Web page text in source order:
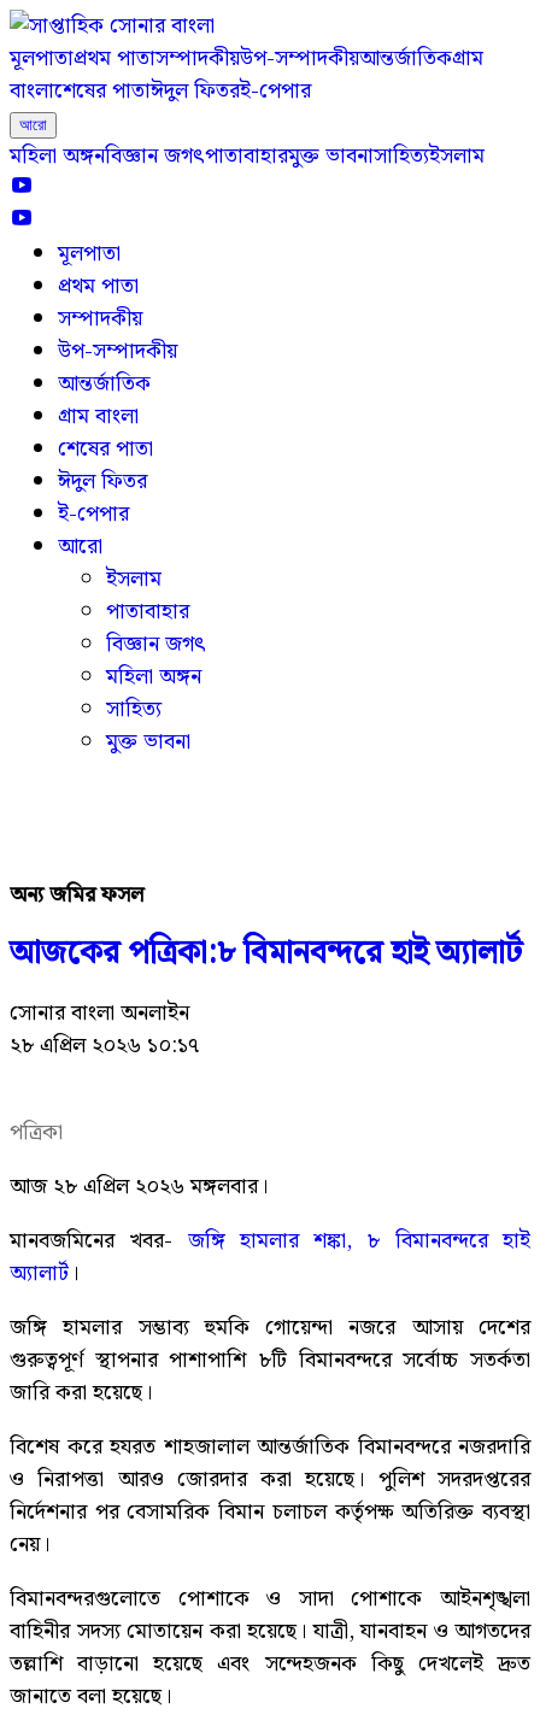
মূলপাতাপ্রথম পাতাসম্পাদকীয়উপ-সম্পাদকীয়আন্তর্জাতিকগ্রাম
বাংলাশেষের পাতাঈদুল ফিতরই-পেপার
আরো
মহিলা অঙ্গনবিজ্ঞান জগৎপাতাবাহারমুক্ত ভাবনাসাহিত্যইসলাম
মূলপাতা
প্রথম পাতা
সম্পাদকীয়
উপ-সম্পাদকীয়
আন্তর্জাতিক
গ্রাম বাংলা
শেষের পাতা
ঈদুল ফিতর
ই-পেপার
আরো
ইসলাম
পাতাবাহার
বিজ্ঞান জগৎ
মহিলা অঙ্গন
সাহিত্য
মুক্ত ভাবনা
অন্য জমির ফসল
আজকের পত্রিকা:৮ বিমানবন্দরে হাই অ্যালার্ট
সোনার বাংলা অনলাইন
২৮ এপ্রিল ২০২৬ ১০:১৭
পত্রিকা
আজ ২৮ এপ্রিল ২০২৬ মঙ্গলবার।
মানবজমিনের খবর- জঙ্গি হামলার শঙ্কা, ৮ বিমানবন্দরে হাই
অ্যালার্ট ।
জঙ্গি হামলার সম্ভাব্য হুমকি গোয়েন্দা নজরে আসায় দেশের
গুরুত্বপূর্ণ স্থাপনার পাশাপাশি ৮টি বিমানবন্দরে সর্বোচ্চ সতর্কতা
জারি করা হয়েছে।
বিশেষ করে হযরত শাহজালাল আন্তর্জাতিক বিমানবন্দরে নজরদারি
ও নিরাপত্তা আরও জোরদার করা হয়েছে। পুলিশ সদরদপ্তরের
নির্দেশনার পর বেসামরিক বিমান চলাচল কর্তৃপক্ষ অতিরিক্ত ব্যবস্থা
নেয়।
বিমানবন্দরগুলোতে পোশাকে ও সাদা পোশাকে আইনশৃঙ্খলা
বাহিনীর সদস্য মোতায়েন করা হয়েছে। যাত্রী, যানবাহন ও আগতদের
তল্লাশি বাড়ানো হয়েছে এবং সন্দেহজনক কিছু দেখলেই দ্রুত
জানাতে বলা হয়েছে।